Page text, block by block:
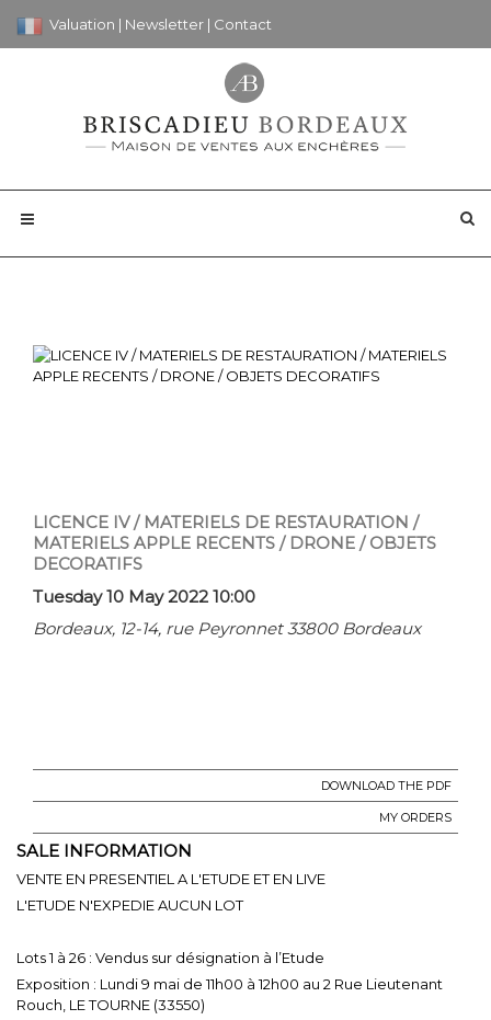
Valuation | Newsletter | Contact
LICENCE IV / MATERIELS DE RESTAURATION /
MATERIELS APPLE RECENTS / DRONE / OBJETS
DECORATIFS
Tuesday 10 May 2022 10:00
Bordeaux, 12-14, rue Peyronnet 33800 Bordeaux
DOWNLOAD THE PDF
MY ORDERS
SALE INFORMATION
VENTE EN PRESENTIEL A L'ETUDE ET EN LIVE
L'ETUDE N'EXPEDIE AUCUN LOT
Lots 1 à 26 : Vendus sur désignation à l’Etude
Exposition : Lundi 9 mai de 11h00 à 12h00 au 2 Rue Lieutenant
Rouch, LE TOURNE (33550)